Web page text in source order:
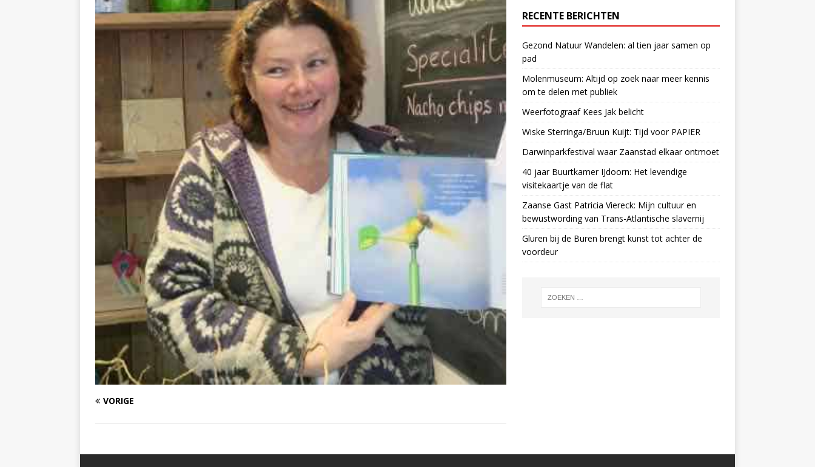
VORIGE
RECENTE BERICHTEN
Gezond Natuur Wandelen: al tien jaar samen op
pad
Molenmuseum: Altijd op zoek naar meer kennis
om te delen met publiek
Weerfotograaf Kees Jak belicht
Wiske Sterringa/Bruun Kuijt: Tijd voor PAPIER
Darwinparkfestival waar Zaanstad elkaar ontmoet
40 jaar Buurtkamer IJdoorn: Het levendige
visitekaartje van de flat
Zaanse Gast Patricia Viereck: Mijn cultuur en
bewustwording van Trans-Atlantische slavernij
Gluren bij de Buren brengt kunst tot achter de
voordeur